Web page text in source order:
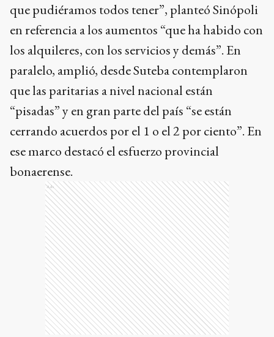
que pudiéramos todos tener”, planteó Sinópoli
en referencia a los aumentos “que ha habido con
los alquileres, con los servicios y demás”. En
paralelo, amplió, desde Suteba contemplaron
que las paritarias a nivel nacional están
“pisadas” y en gran parte del país “se están
cerrando acuerdos por el 1 o el 2 por ciento”. En
ese marco destacó el esfuerzo provincial
bonaerense.
Ads